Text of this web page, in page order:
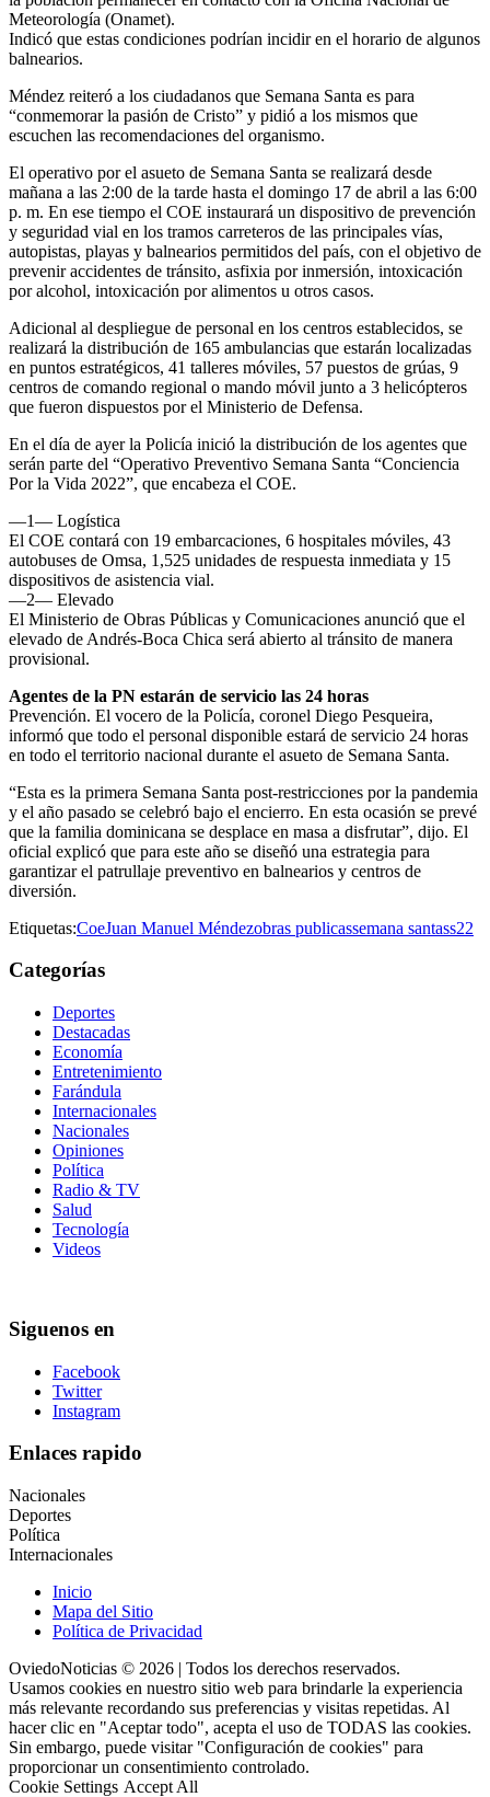
Meteorología (Onamet).
Indicó que estas condiciones podrían incidir en el horario de algunos
balnearios.
Méndez reiteró a los ciudadanos que Semana Santa es para
“conmemorar la pasión de Cristo” y pidió a los mismos que
escuchen las recomendaciones del organismo.
El operativo por el asueto de Semana Santa se realizará desde
mañana a las 2:00 de la tarde hasta el domingo 17 de abril a las 6:00
p. m. En ese tiempo el COE instaurará un dispositivo de prevención
y seguridad vial en los tramos carreteros de las principales vías,
autopistas, playas y balnearios permitidos del país, con el objetivo de
prevenir accidentes de tránsito, asfixia por inmersión, intoxicación
por alcohol, intoxicación por alimentos u otros casos.
Adicional al despliegue de personal en los centros establecidos, se
realizará la distribución de 165 ambulancias que estarán localizadas
en puntos estratégicos, 41 talleres móviles, 57 puestos de grúas, 9
centros de comando regional o mando móvil junto a 3 helicópteros
que fueron dispuestos por el Ministerio de Defensa.
En el día de ayer la Policía inició la distribución de los agentes que
serán parte del “Operativo Preventivo Semana Santa “Conciencia
Por la Vida 2022”, que encabeza el COE.
—1— Logística
El COE contará con 19 embarcaciones, 6 hospitales móviles, 43
autobuses de Omsa, 1,525 unidades de respuesta inmediata y 15
dispositivos de asistencia vial.
—2— Elevado
El Ministerio de Obras Públicas y Comunicaciones anunció que el
elevado de Andrés-Boca Chica será abierto al tránsito de manera
provisional.
Agentes de la PN estarán de servicio las 24 horas
Prevención. El vocero de la Policía, coronel Diego Pesqueira,
informó que todo el personal disponible estará de servicio 24 horas
en todo el territorio nacional durante el asueto de Semana Santa.
“Esta es la primera Semana Santa post-restricciones por la pandemia
y el año pasado se celebró bajo el encierro. En esta ocasión se prevé
que la familia dominicana se desplace en masa a disfrutar”, dijo. El
oficial explicó que para este año se diseñó una estrategia para
garantizar el patrullaje preventivo en balnearios y centros de
diversión.
Etiquetas:CoeJuan Manuel Méndezobras publicassemana santass22
Categorías
Deportes
Destacadas
Economía
Entretenimiento
Farándula
Internacionales
Nacionales
Opiniones
Política
Radio & TV
Salud
Tecnología
Videos
Siguenos en
Facebook
Twitter
Instagram
Enlaces rapido
Nacionales
Deportes
Política
Internacionales
Inicio
Mapa del Sitio
Política de Privacidad
OviedoNoticias © 2026 | Todos los derechos reservados.
Usamos cookies en nuestro sitio web para brindarle la experiencia
más relevante recordando sus preferencias y visitas repetidas. Al
hacer clic en "Aceptar todo", acepta el uso de TODAS las cookies.
Sin embargo, puede visitar "Configuración de cookies" para
proporcionar un consentimiento controlado.
Cookie Settings Accept All